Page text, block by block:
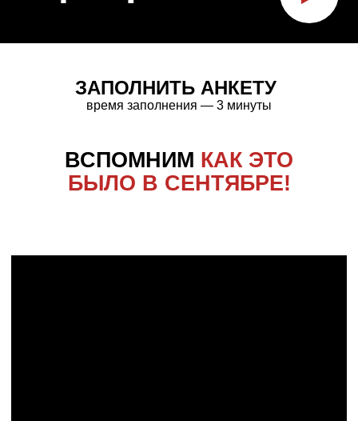
ЗАПОЛНИТЬ АНКЕТУ
время заполнения — 3 минуты